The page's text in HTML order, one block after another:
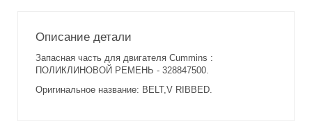
Описание детали
Запасная часть для двигателя Cummins :
ПОЛИКЛИНОВОЙ РЕМЕНЬ - 328847500.
Оригинальное название: BELT,V RIBBED.